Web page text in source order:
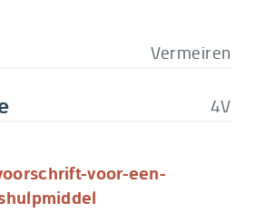
Vermeiren
4V
voor-een-